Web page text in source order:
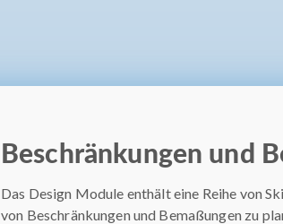
Beschränkungen und
Das Design Module enthält eine Reihe von
von Beschränkungen und Bemaßungen zu